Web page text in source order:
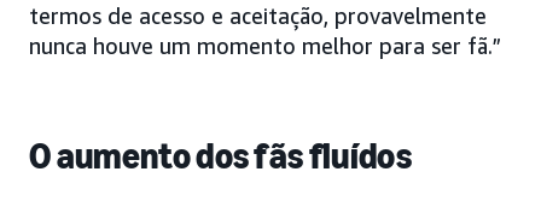
termos de acesso e aceitação, provavelmente
nunca houve um momento melhor para ser fã.”
O aumento dos fãs fluídos